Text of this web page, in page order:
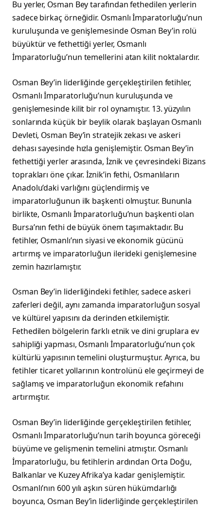
Bu yerler, Osman Bey tarafından fethedilen yerlerin
sadece birkaç örneğidir. Osmanlı İmparatorluğu’nun
kuruluşunda ve genişlemesinde Osman Bey’in rolü
büyüktür ve fethettiği yerler, Osmanlı
İmparatorluğu’nun temellerini atan kilit noktalardır.
Osman Bey’in liderliğinde gerçekleştirilen fetihler,
Osmanlı İmparatorluğu’nun kuruluşunda ve
genişlemesinde kilit bir rol oynamıştır. 13. yüzyılın
sonlarında küçük bir beylik olarak başlayan Osmanlı
Devleti, Osman Bey’in stratejik zekası ve askeri
dehası sayesinde hızla genişlemiştir. Osman Bey’in
fethettiği yerler arasında, İznik ve çevresindeki Bizans
toprakları öne çıkar. İznik’in fethi, Osmanlıların
Anadolu’daki varlığını güçlendirmiş ve
imparatorluğunun ilk başkenti olmuştur. Bununla
birlikte, Osmanlı İmparatorluğu’nun başkenti olan
Bursa’nın fethi de büyük önem taşımaktadır. Bu
fetihler, Osmanlı’nın siyasi ve ekonomik gücünü
artırmış ve imparatorluğun ilerideki genişlemesine
zemin hazırlamıştır.
Osman Bey’in liderliğindeki fetihler, sadece askeri
zaferleri değil, aynı zamanda imparatorluğun sosyal
ve kültürel yapısını da derinden etkilemiştir.
Fethedilen bölgelerin farklı etnik ve dini gruplara ev
sahipliği yapması, Osmanlı İmparatorluğu’nun çok
kültürlü yapısının temelini oluşturmuştur. Ayrıca, bu
fetihler ticaret yollarının kontrolünü ele geçirmeyi de
sağlamış ve imparatorluğun ekonomik refahını
artırmıştır.
Osman Bey’in liderliğinde gerçekleştirilen fetihler,
Osmanlı İmparatorluğu’nun tarih boyunca göreceği
büyüme ve gelişmenin temelini atmıştır. Osmanlı
İmparatorluğu, bu fetihlerin ardından Orta Doğu,
Balkanlar ve Kuzey Afrika’ya kadar genişlemiştir.
Osmanlı’nın 600 yılı aşkın süren hükümdarlığı
boyunca, Osman Bey’in liderliğinde gerçekleştirilen